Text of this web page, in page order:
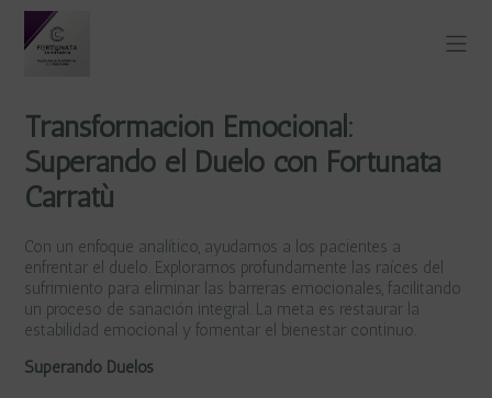
Transformación Emocional:
Superando el Duelo con Fortunata
Carratù
Con un enfoque analítico, ayudamos a los pacientes a
enfrentar el duelo. Exploramos profundamente las raíces del
sufrimiento para eliminar las barreras emocionales, facilitando
un proceso de sanación integral. La meta es restaurar la
estabilidad emocional y fomentar el bienestar continuo.
Superando Duelos